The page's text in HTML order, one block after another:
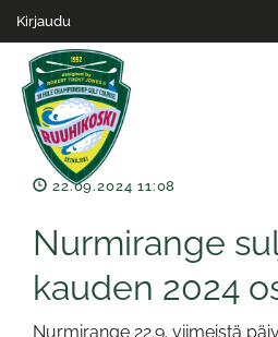
Kirjaudu
22.09.2024 11:08
Nurmirange
kauden 2024
Nurmirange 22.9. viimeistä